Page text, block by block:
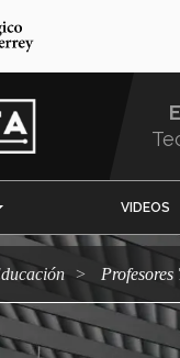
VIDEOS
Educación